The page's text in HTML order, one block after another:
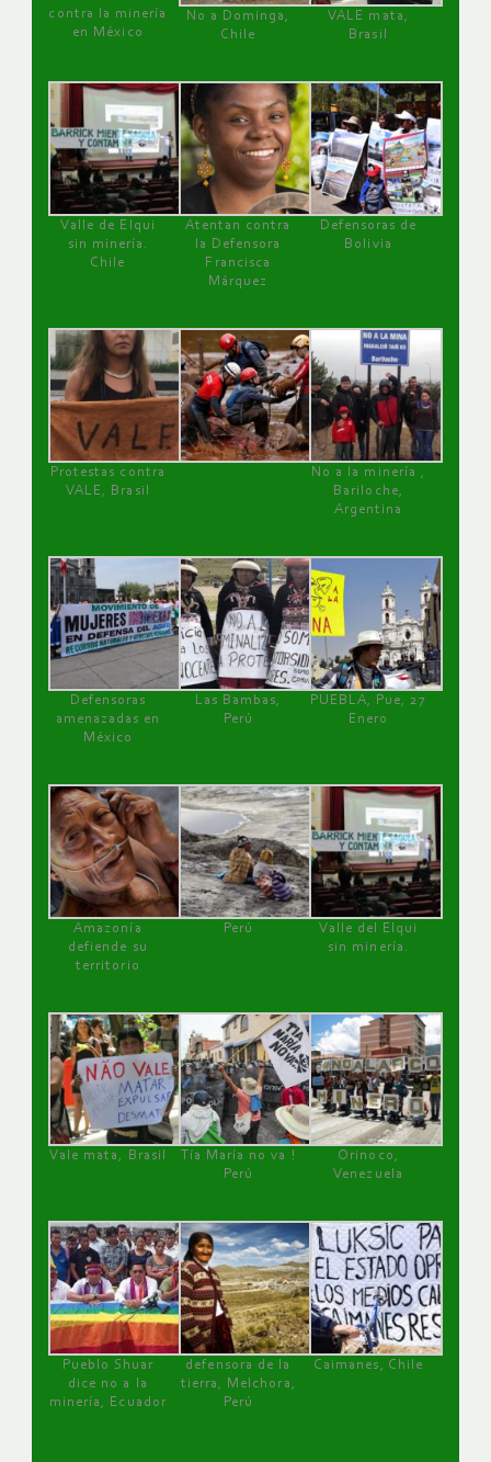
contra la minería
en México
No a Dominga,
Chile
VALE mata,
Brasil
Valle de Elqui
sin minería.
Chile
Atentan contra
la Defensora
Francisca
Márquez
Defensoras de
Bolivia
Protestas contra
VALE, Brasil
No a la minería ,
Bariloche,
Argentina
Defensoras
amenazadas en
México
Las Bambas,
Perú
PUEBLA, Pue, 27
Enero
Amazonía
defiende su
territorio
Perú
Valle del Elqui
sin minería.
Vale mata, Brasil
Tía María no va !
Perú
Orinoco,
Venezuela
Pueblo Shuar
dice no a la
minería, Ecuador
defensora de la
tierra, Melchora,
Perú
Caimanes, Chile